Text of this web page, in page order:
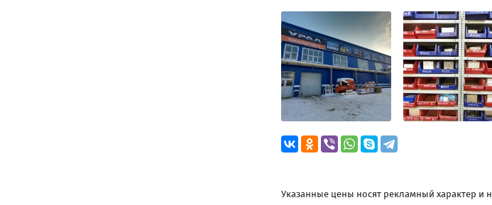
Указанные цены носят рекламный характер и